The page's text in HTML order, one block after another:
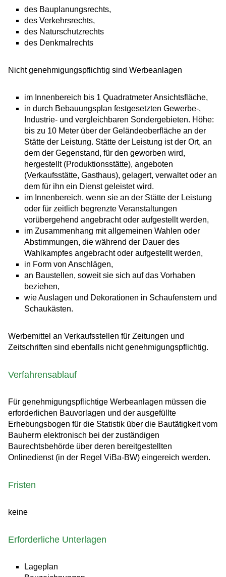
des Bauplanungsrechts,
des Verkehrsrechts,
des Naturschutzrechts
des Denkmalrechts
Nicht genehmigungspflichtig sind Werbeanlagen
im Innenbereich bis 1 Quadratmeter Ansichtsfläche,
in durch Bebauungsplan festgesetzten Gewerbe-,
Industrie- und vergleichbaren Sondergebieten. Höhe:
bis zu 10 Meter über der Geländeoberfläche an der
Stätte der Leistung. Stätte der Leistung ist der Ort, an
dem der Gegenstand, für den geworben wird,
hergestellt (Produktionsstätte), angeboten
(Verkaufsstätte, Gasthaus), gelagert, verwaltet oder an
dem für ihn ein Dienst geleistet wird.
im Innenbereich, wenn sie an der Stätte der Leistung
oder für zeitlich begrenzte Veranstaltungen
vorübergehend angebracht oder aufgestellt werden,
im Zusammenhang mit allgemeinen Wahlen oder
Abstimmungen, die während der Dauer des
Wahlkampfes angebracht oder aufgestellt werden,
in Form von Anschlägen,
an Baustellen, soweit sie sich auf das Vorhaben
beziehen,
wie Auslagen und Dekorationen in Schaufenstern und
Schaukästen.
Werbemittel an Verkaufsstellen für Zeitungen und
Zeitschriften sind ebenfalls nicht genehmigungspflichtig.
Verfahrensablauf
Für genehmigungspflichtige Werbeanlagen müssen die
erforderlichen Bauvorlagen und der ausgefüllte
Erhebungsbogen für die Statistik über die Bautätigkeit vom
Bauherrn elektronisch bei der zuständigen
Baurechtsbehörde über deren bereitgestellten
Onlinedienst (in der Regel ViBa-BW) eingereich werden.
Fristen
keine
Erforderliche Unterlagen
Lageplan